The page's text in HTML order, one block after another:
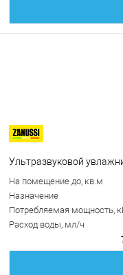
Ультразвуковой
На помещение до, кв.м
Назначение
Потребляемая мощность,
Расход воды, мл/ч